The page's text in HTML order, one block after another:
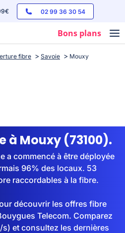
02 99 36 30 54
Bons plans
fibre Savoie Mouxy
à Mouxy (73100).
a commencé à être déployée
96% des locaux. 53
raccordables à la fibre.
découvrir les offres fibre
Telecom. Comparez
et consultez les dernières